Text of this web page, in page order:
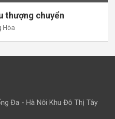
thượng chuyển
Hòa
Đa - Hà Nôi Khu Đô Thị Tây